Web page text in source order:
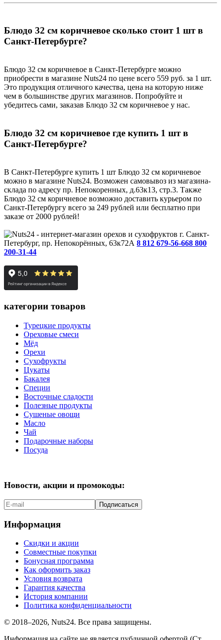
Блюдо 32 см коричневое сколько стоит 1 шт в
Санкт-Петербурге?
Блюдо 32 см коричневое в Санкт-Петербурге можно
приобрести в магазине Nuts24 по цене всего 559 руб. за 1 шт.
Это продукция отличного качества, цена на которую ниже
чем в большинстве других магазинов. Попробуйте и
убедитесь сами, заказав Блюдо 32 см коричневое у нас.
Блюдо 32 см коричневое где купить 1 шт в
Санкт-Петербурге?
В Санкт-Петербурге купить 1 шт Блюдо 32 см коричневое
можно в магазине Nuts24. Возможен самовывоз из магазина-
склада по адресу пр. Непокоренных, д.63к13, стр.3. Также
Блюдо 32 см коричневое возможно доставить курьером по
Санкт-Петербургу всего за 249 рублей или бесплатно при
заказе от 2000 рублей!
г. Санкт-
Петербург, пр. Непокорённых, 63к72А 8 812 679-56-668 800
200-31-44
категории товаров
Турецкие продукты
Ореховые смеси
Мёд
Орехи
Сухофрукты
Цукаты
Бакалея
Специи
Восточные сладости
Полезные продукты
Сушеные овощи
Масло
Чай
Подарочные наборы
Посуда
Новости, акции и промокоды:
Подписаться
Информация
Скидки и акции
Совместные покупки
Бонусная программа
Как оформить заказ
Условия возврата
Гарантия качества
История компании
Политика конфиденциальности
© 2018–2026, Nuts24. Все права защищены.